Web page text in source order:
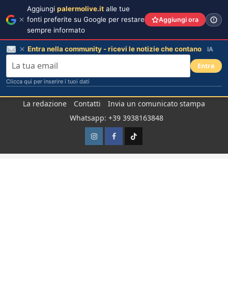
La redazione Contatti
Invia un comunicato stampa
Whatsapp: +39 3938163848
InstagramFacebook
TikTok
Aggiungi palermolive.it alle tue
fonti preferite su Google per restare
sempre informato
Aggiungi ora
Entra nella community - ricevi le notizie che contano IA
Entra
Clicca qui per inserire i tuoi dati